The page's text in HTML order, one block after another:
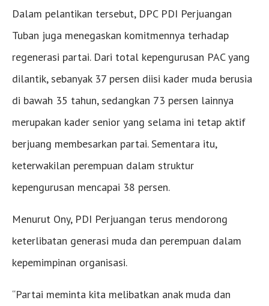
Dalam pelantikan tersebut, DPC PDI Perjuangan
Tuban juga menegaskan komitmennya terhadap
regenerasi partai. Dari total kepengurusan PAC yang
dilantik, sebanyak 37 persen diisi kader muda berusia
di bawah 35 tahun, sedangkan 73 persen lainnya
merupakan kader senior yang selama ini tetap aktif
berjuang membesarkan partai. Sementara itu,
keterwakilan perempuan dalam struktur
kepengurusan mencapai 38 persen.
Menurut Ony, PDI Perjuangan terus mendorong
keterlibatan generasi muda dan perempuan dalam
kepemimpinan organisasi.
“Partai meminta kita melibatkan anak muda dan